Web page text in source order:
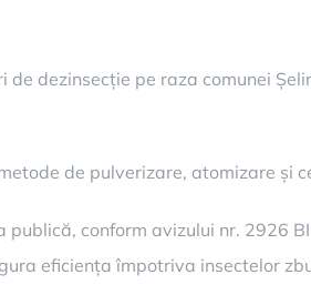
dezinsecție pe raza comunei
de pulverizare, atomizare și
conform avizului nr. 2926
eficiența împotriva insectelor